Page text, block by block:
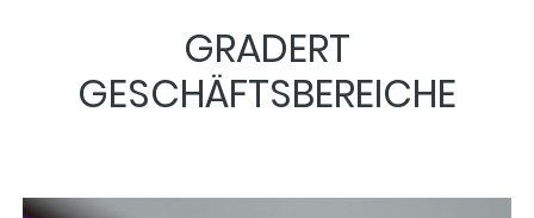
GRADERT
GESCHÄFTSBEREICHE